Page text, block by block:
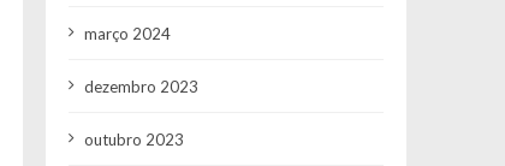
março 2024
dezembro 2023
outubro 2023